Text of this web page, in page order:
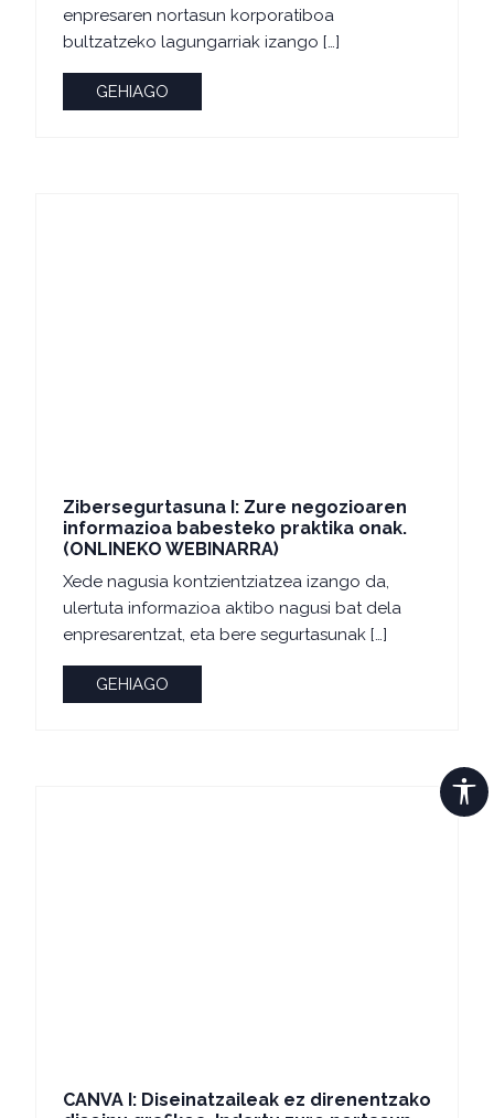
enpresaren nortasun korporatiboa
bultzatzeko lagungarriak izango […]
GEHIAGO
Zibersegurtasuna I: Zure negozioaren
informazioa babesteko praktika onak.
(ONLINEKO WEBINARRA)
Xede nagusia kontzientziatzea izango da,
ulertuta informazioa aktibo nagusi bat dela
enpresarentzat, eta bere segurtasunak […]
GEHIAGO
CANVA I: Diseinatzaileak ez direnentzako